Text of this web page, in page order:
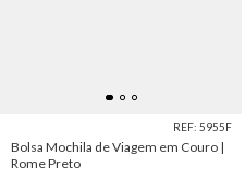
REF: 5955F
Bolsa Mochila de Viagem em Couro |
Rome Preto